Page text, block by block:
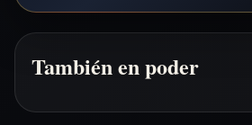
También en poder